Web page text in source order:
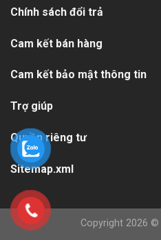
Chính sách đổi trả
Cam kết bán hàng
Cam kết bảo mật thông tin
Trợ giúp
Quyền riêng tư
Sitemap.xml
Copyright 2026 ©